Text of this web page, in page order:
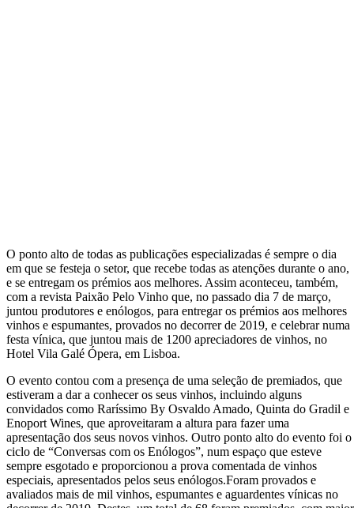
O ponto alto de todas as publicações especializadas é sempre o dia
em que se festeja o setor, que recebe todas as atenções durante o ano,
e se entregam os prémios aos melhores. Assim aconteceu, também,
com a revista Paixão Pelo Vinho que, no passado dia 7 de março,
juntou produtores e enólogos, para entregar os prémios aos melhores
vinhos e espumantes, provados no decorrer de 2019, e celebrar numa
festa vínica, que juntou mais de 1200 apreciadores de vinhos, no
Hotel Vila Galé Ópera, em Lisboa.
O evento contou com a presença de uma seleção de premiados, que
estiveram a dar a conhecer os seus vinhos, incluindo alguns
convidados como Raríssimo By Osvaldo Amado, Quinta do Gradil e
Enoport Wines, que aproveitaram a altura para fazer uma
apresentação dos seus novos vinhos. Outro ponto alto do evento foi o
ciclo de “Conversas com os Enólogos”, num espaço que esteve
sempre esgotado e proporcionou a prova comentada de vinhos
especiais, apresentados pelos seus enólogos.Foram provados e
avaliados mais de mil vinhos, espumantes e aguardentes vínicas no